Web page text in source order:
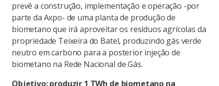
prevê a construção, implementação e operação -por
parte da Axpo- de uma planta de produção de
biometano que irá aproveitar os resíduos agrícolas da
propriedade Teixeira do Batel, produzindo gás verde
neutro em carbono para a posterior injeção de
biometano na Rede Nacional de Gás.
Objetivo: produzir 1 TWh de biometano na